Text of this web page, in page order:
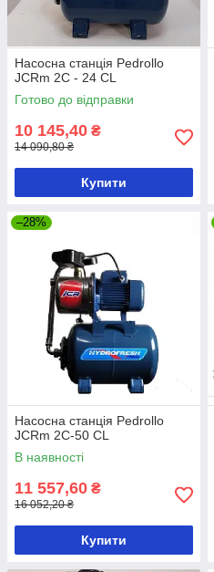
Насосна станція Pedrollo
JCRm 2C - 24 CL
Готово до відправки
10 145,40 ₴
14 090,80 ₴
Купити
–28%
Насосна станція Pedrollo
JCRm 2C-50 CL
В наявності
11 557,60 ₴
16 052,20 ₴
Купити